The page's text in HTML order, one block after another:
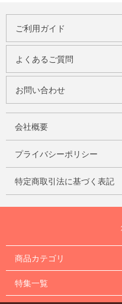
ご利用ガイド
よくあるご質問
お問い合わせ
会社概要
プライバシーポリシー
特定商取引法に基づく表記
商品カテゴリ
特集一覧